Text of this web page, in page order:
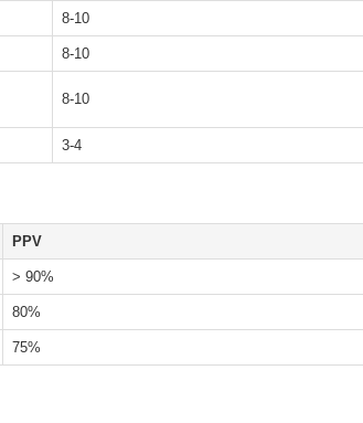
8-10
8-10
8-10
3-4
PPV
> 90%
80%
75%